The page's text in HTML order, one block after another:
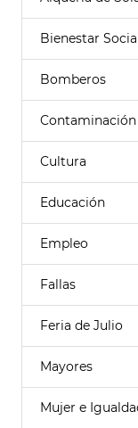
Bienestar
Bomberos
Cultura
Educación
Empleo
Fallas
Feria de Julio
Mayores
Mujer e